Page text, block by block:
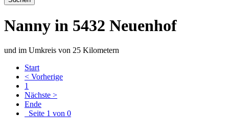
Nanny in 5432 Neuenhof
und im Umkreis von 25 Kilometern
Start
< Vorherige
1
Nächste >
Ende
Seite 1 von 0